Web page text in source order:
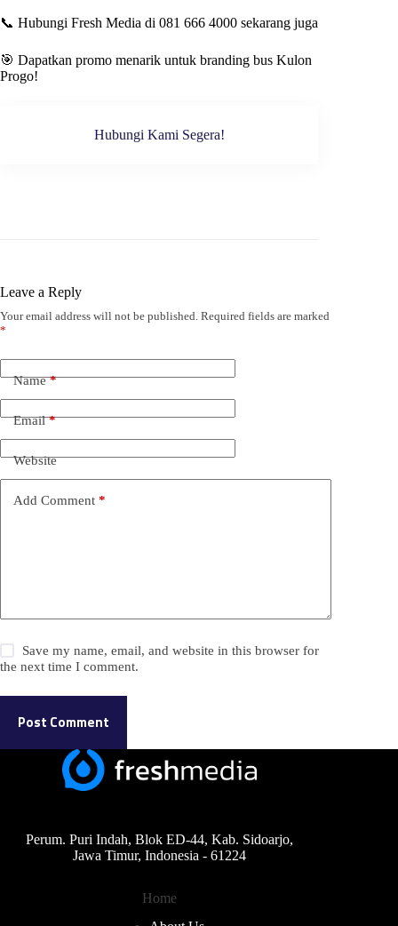
📞 Hubungi Fresh Media di 081 666 4000 sekarang juga
🎯 Dapatkan promo menarik untuk branding bus Kulon
Progo!
Hubungi Kami Segera!
Leave a Reply
Your email address will not be published. Required fields are marked
*
Name*
Email*
Website
Add Comment *
Save my name, email, and website in this browser for
the next time I comment.
Post Comment
Perum. Puri Indah, Blok ED-44, Kab. Sidoarjo,
Jawa Timur, Indonesia - 61224
Home